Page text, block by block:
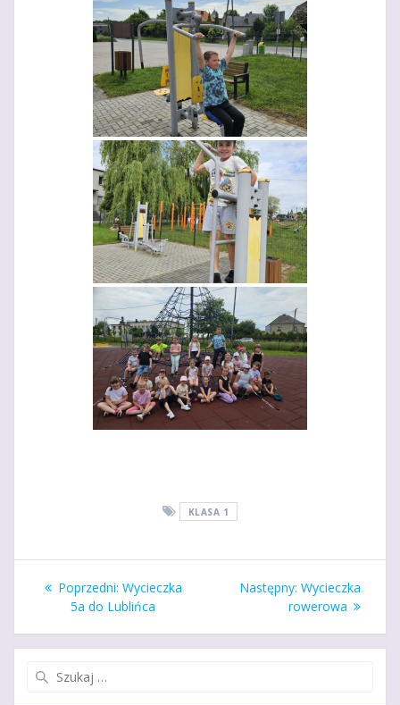
KLASA 1
Nawigacja
wpisu
Poprzedni: Poprzedni
wpis:
Wycieczka
5a do Lublińca
Następny: Następny
wpis:
Wycieczka
rowerowa